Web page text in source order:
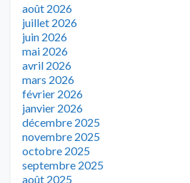
août 2026
juillet 2026
juin 2026
mai 2026
avril 2026
mars 2026
février 2026
janvier 2026
décembre 2025
novembre 2025
octobre 2025
septembre 2025
août 2025